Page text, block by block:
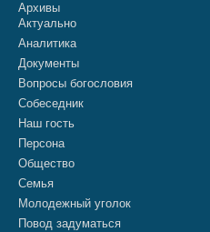
Архивы
Актуально
Аналитика
Документы
Вопросы богословия
Собеседник
Наш гость
Персона
Общество
Семья
Молодежный уголок
Повод задуматься